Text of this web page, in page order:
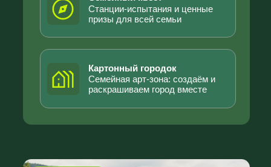
Первый день фестиваля будет
построен вокруг семейного квеста.
Гости получают маршрутный лист,
задания и собирают отметки. После
получают возможность крутить
Геймификация: Квест и
Колесо Фортуны